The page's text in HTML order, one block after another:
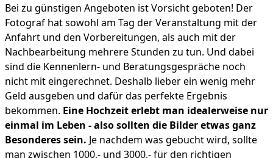
Bei zu günstigen Angeboten ist Vorsicht geboten! Der
Fotograf hat sowohl am Tag der Veranstaltung mit der
Anfahrt und den Vorbereitungen, als auch mit der
Nachbearbeitung mehrere Stunden zu tun. Und dabei
sind die Kennenlern- und Beratungsgespräche noch
nicht mit eingerechnet. Deshalb lieber ein wenig mehr
Geld ausgeben und dafür das perfekte Ergebnis
bekommen. Eine Hochzeit erlebt man idealerweise nur
einmal im Leben - also sollten die Bilder etwas ganz
Besonderes sein. Je nachdem was gebucht wird, sollte
man zwischen 1000,- und 3000,- für den richtigen